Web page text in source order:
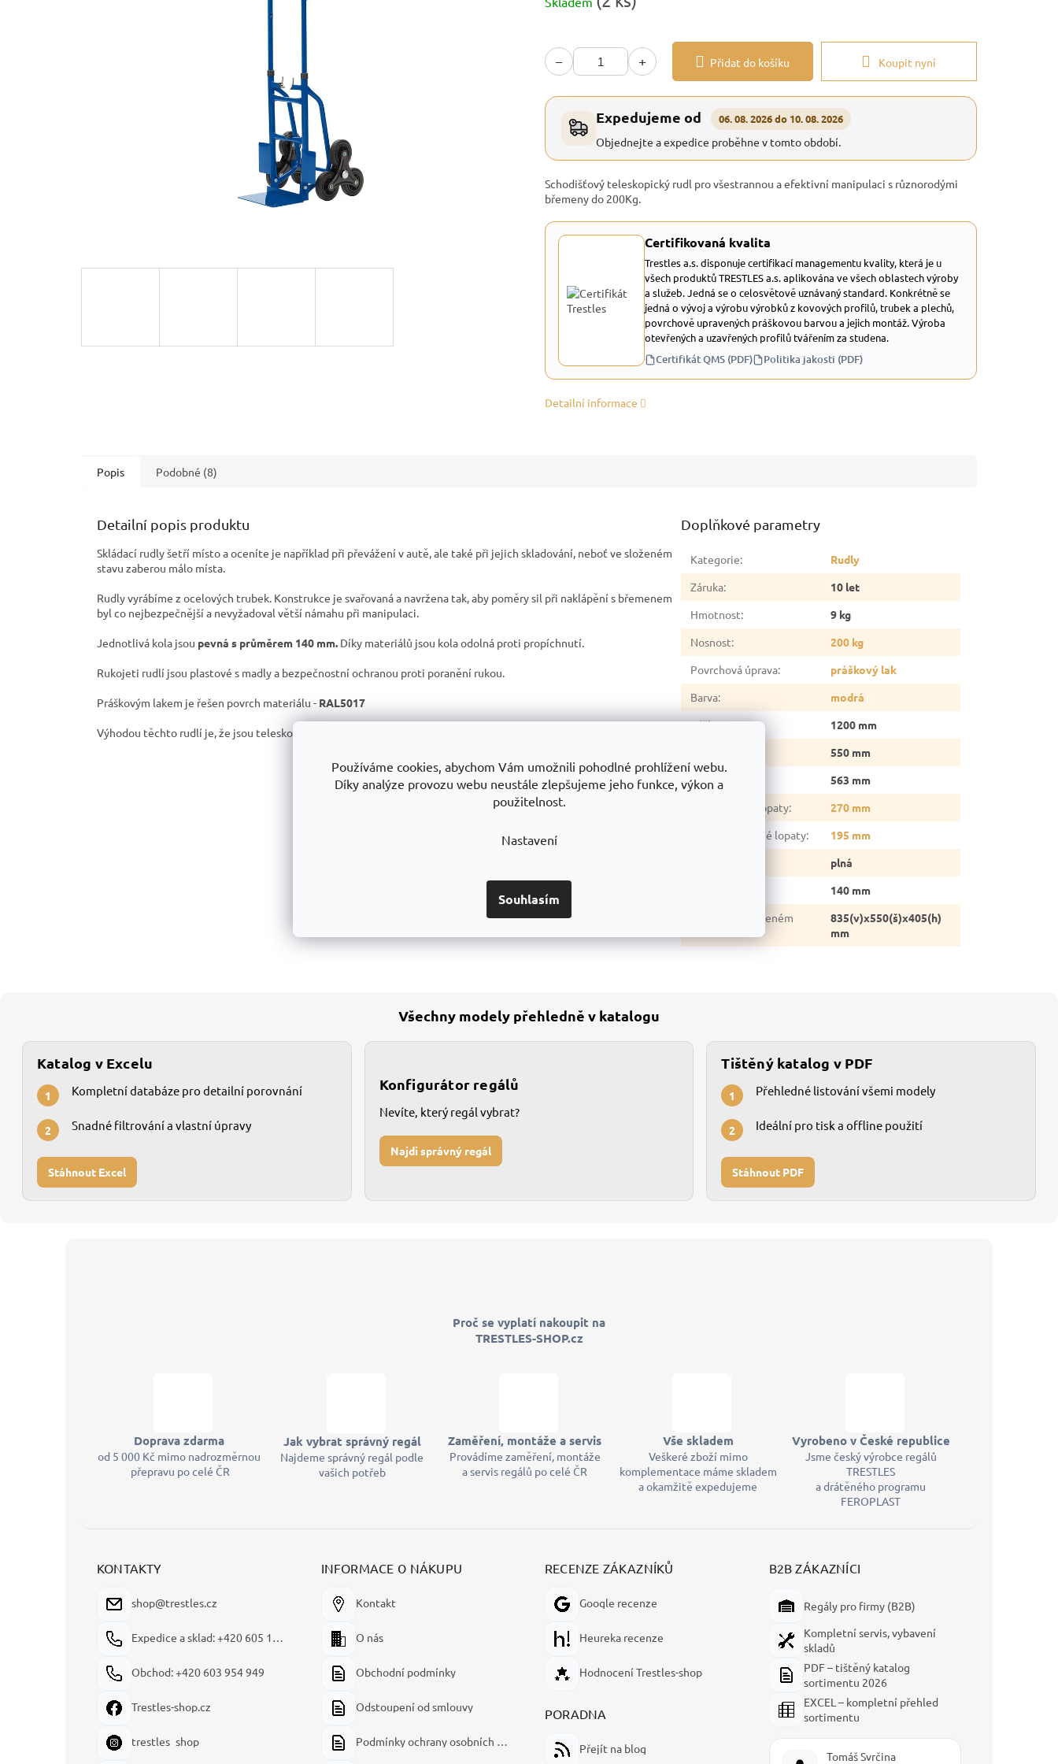
Používáme cookies, abychom Vám umožnili pohodlné prohlížení webu.
Díky analýze provozu webu neustále zlepšujeme jeho funkce, výkon a
použitelnost.
Nastavení
Souhlasím
− + Přidat do košíku Koupit nyní
Expedujeme od 06. 08. 2026 do 10. 08. 2026
Objednejte a expedice proběhne v tomto období.
Schodišťový teleskopický rudl pro všestrannou a efektivní manipulaci s různorodými
břemeny do 200Kg.
Certifikovaná kvalita
Trestles a.s. disponuje certifikací managementu kvality, která je u
všech produktů TRESTLES a.s. aplikována ve všech oblastech výroby
a služeb. Jedná se o celosvětově uznávaný standard. Konkrétně se
jedná o vývoj a výrobu výrobků z kovových profilů, trubek a plechů,
povrchově upravených práškovou barvou a jejich montáž. Výroba
otevřených a uzavřených profilů tvářením za studena.
Certifikát QMS (PDF) Politika jakosti (PDF)
Detailní informace
Popis Podobné (8)
Detailní popis produktu
Skládací rudly šetří místo a oceníte je například při převážení v autě, ale také při jejich skladování, neboť ve složeném
stavu zaberou málo místa.
Rudly vyrábíme z ocelových trubek. Konstrukce je svařovaná a navržena tak, aby poměry sil při naklápění s břemenem
byl co nejbezpečnější a nevyžadoval větší námahu při manipulaci.
Jednotlivá kola jsou pevná s průměrem 140 mm. Díky materiálů jsou kola odolná proti propíchnutí.
Rukojeti rudlí jsou plastové s madly a bezpečnostní ochranou proti poranění rukou.
Práškovým lakem je řešen povrch materiálu - RAL5017
Výhodou těchto rudlí je, že jsou teleskopické a opatřené hvězdicí s koly, pro manipulaci na schodech.
Doplňkové parametry
Kategorie:
Rudly
Záruka:
10 let
Hmotnost:
9 kg
Nosnost:
200 kg
Povrchová úprava:
práškový lak
Barva:
modrá
Výška:
1200 mm
550 mm
Hloubka
563 mm
Šířka sklopné lopaty:
270 mm
Hloubka sklopné lopaty:
195 mm
plná
140 mm
Rozměr ve složeném
835(v)x550(š)x405(h)
mm
Všechny modely přehledně v katalogu
Katalog v Excelu
1 Kompletní databáze pro detailní porovnání
2 Snadné filtrování a vlastní úpravy
Stáhnout Excel
Konfigurátor regálů
Nevíte, který regál vybrat?
Najdi správný regál
Tištěný katalog v PDF
1 Přehledné listování všemi modely
2 Ideální pro tisk a offline použití
Stáhnout PDF
Proč se vyplatí nakoupit na
TRESTLES-SHOP.cz
Doprava zdarma
od 5 000 Kč mimo nadrozměrnou
přepravu po celé ČR
Jak vybrat správný regál
Najdeme správný regál podle
vašich potřeb
Zaměření, montáže a servis
Provádíme zaměření, montáže
a servis regálů po celé ČR
Vše skladem
Veškeré zboží mimo
komplementace máme skladem
a okamžitě expedujeme
Vyrobeno v České republice
Jsme český výrobce regálů
TRESTLES
a drátěného programu
FEROPLAST
KONTAKTY
shop@trestles.cz
Expedice a sklad: +420 605 180 144
Obchod: +420 603 954 949
Trestles-shop.cz
trestles_shop
INFORMACE O NÁKUPU
Kontakt
O nás
Obchodní podmínky
Odstoupení od smlouvy
Podmínky ochrany osobních údajů
RECENZE ZÁKAZNÍKŮ
Google recenze
Heureka recenze
Hodnocení Trestles-shop
PORADNA
Přejít na blog
B2B ZÁKAZNÍCI
Regály pro firmy (B2B)
Kompletní servis, vybavení
skladů
PDF – tištěný katalog
sortimentu 2026
EXCEL – kompletní přehled
sortimentu
Tomáš Svrčina